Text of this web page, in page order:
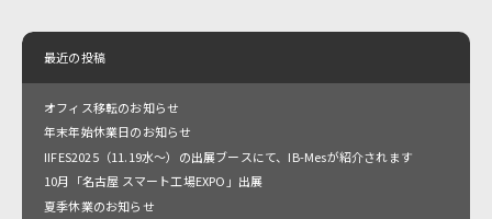
最近の投稿
オフィス移転のお知らせ
年末年始休業日のお知らせ
IIFES2025（11.19水～）の出展ブースにて、IB-Mesが紹介されます
10月「名古屋 スマート工場EXPO」出展
夏季休業のお知らせ